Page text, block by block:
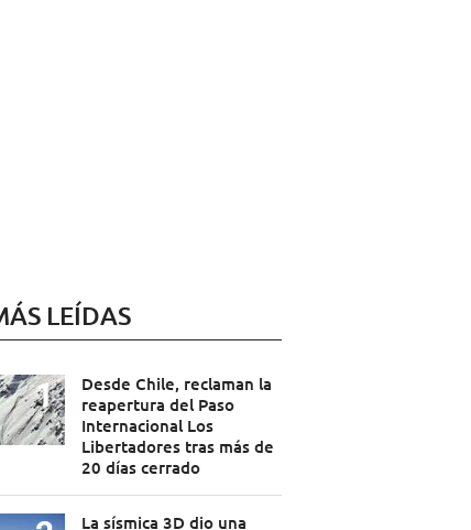
LEÍDAS
Desde Chile, reclaman la
reapertura del Paso
Internacional Los
Libertadores tras más de
20 días cerrado
La sísmica 3D dio una